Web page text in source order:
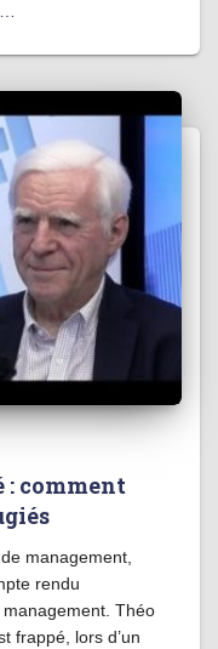
: comment
management,
rendu
management. Théo
frappé, lors d’un